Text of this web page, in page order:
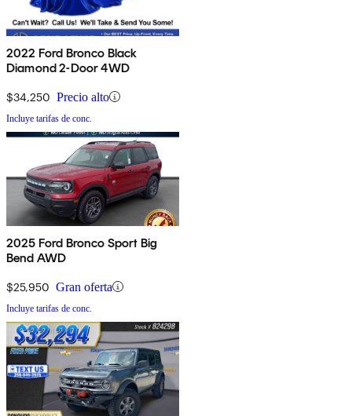
2022 Ford Bronco Black
Diamond 2-Door 4WD
$34,250 Precio alto
Incluye tarifas de conc.
2025 Ford Bronco Sport Big
Bend AWD
$25,950 Gran oferta
Incluye tarifas de conc.